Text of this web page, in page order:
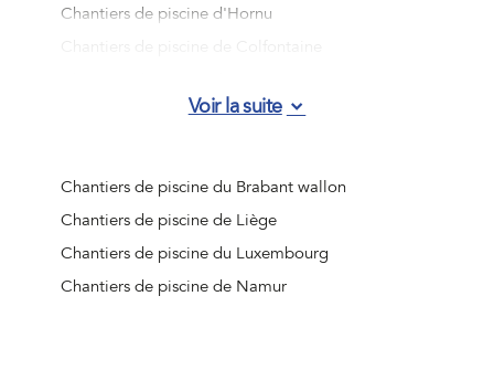
Chantiers de piscine d'Hornu
Chantiers de piscine d'Honnelles
Chantiers de piscine d'Ellezelles
Chantiers de piscine de Courcelles
Chantiers de piscine de Mainvault
Chantiers de piscine d'Ellezelles
Voir la suite
Chantiers de piscine du Brabant wallon
Chantiers de piscine de Liège
Chantiers de piscine du Luxembourg
Chantiers de piscine de Namur